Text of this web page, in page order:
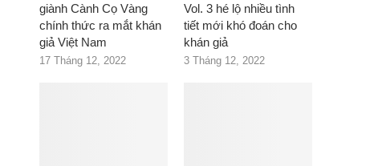
giành Cành Cọ Vàng
chính thức ra mắt khán
giả Việt Nam
17 Tháng 12, 2022
Vol. 3 hé lộ nhiều tình
tiết mới khó đoán cho
khán giả
3 Tháng 12, 2022